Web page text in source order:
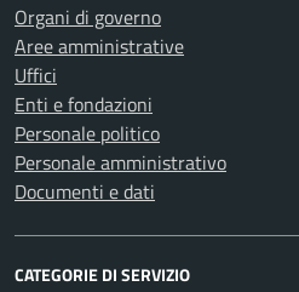
Organi di governo
Aree amministrative
Uffici
Enti e fondazioni
Personale politico
Personale amministrativo
Documenti e dati
CATEGORIE DI SERVIZIO